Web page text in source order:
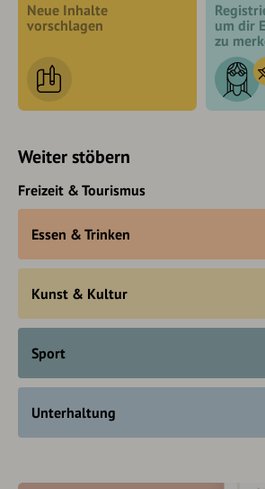
Neue Inhalte
vorschlagen
um dir
zu
Weiter stöbern
Freizeit & Tourismus
Essen & Trinken
Kunst & Kultur
Sport
Unterhaltung